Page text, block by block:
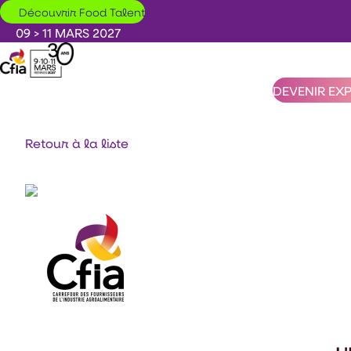
Aller au contenu principal
Découvrir Food Talent
09 > 11 MARS 2027
DEVENIR
Retour à la liste